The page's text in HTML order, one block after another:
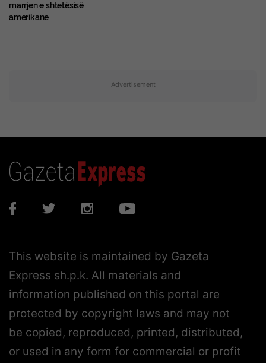
marrjen e shtetësisë
amerikane
Advertisement
This website is maintained by Gazeta
Express sh.p.k. All materials and
information published on this portal are
protected by copyright laws and may not
be copied, reproduced, printed, distributed,
or used in any form for commercial or profit